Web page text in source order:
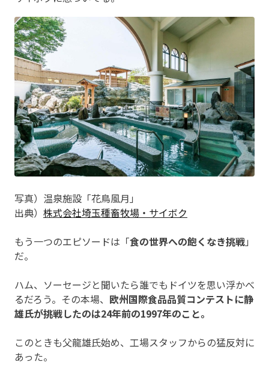
写真）温泉施設「花鳥風月」
出典） 株式会社埼玉種畜牧場・サイボク
もう一つのエピソードは「食の世界への飽くなき挑戦」
だ。
ハム、ソーセージと聞いたら誰でもドイツを思い浮かべ
るだろう。その本場、 欧州国際食品品質コンテストに静
雄氏が挑戦したのは24年前の1997年のこと。
このときも父龍雄氏始め、工場スタッフからの猛反対に
あった。